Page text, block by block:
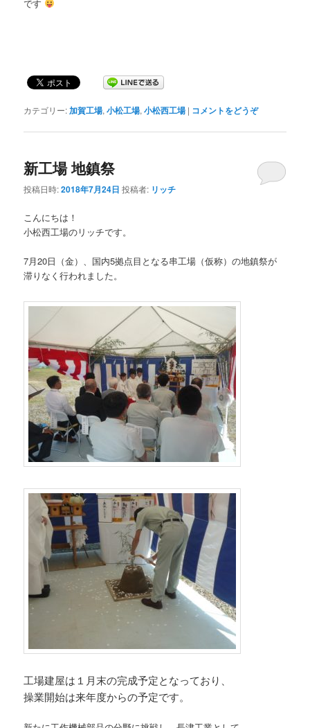
です
カテゴリー:加賀工場,小松工場,小松西工場 | コメントをどうぞ
新工場 地鎮祭
投稿日時:2018年7月24日 投稿者: リッチ
こんにちは！
小松西工場のリッチです。
7月20日（金）、国内5拠点目となる串工場（仮称）の地鎮祭が
滞りなく行われました。
工場建屋は１月末の完成予定となっており、
操業開始は来年度からの予定です。